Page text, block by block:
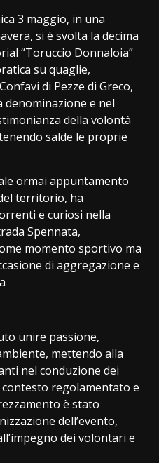
3 maggio, in una
si è svolta la decima
“Toruccio Donnaloia”
su quaglie,
di Pezze di Greco,
e nel
della volontà
salde le proprie
ormai appuntamento
territorio, ha
e curiosi nella
Spennata,
momento sportivo ma
di aggregazione e
unire passione,
mettendo alla
nel conduzione dei
regolamentato e
è stato
dell’evento,
dei volontari e